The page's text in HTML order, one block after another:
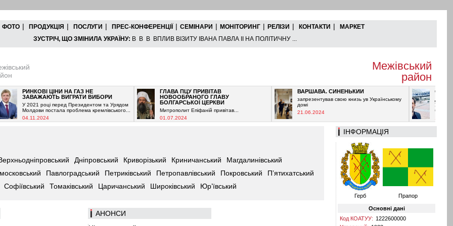
ФОТО | ПРОДУКЦІЯ | ПОСЛУГИ | ПРЕС-КОНФЕРЕНЦІЇ | СЕМІНАРИ | МОНІТОРИНГ | РЕЛІЗИ | КОНТАКТИ |
МАРКЕТ
ЗУСТРІЧ, ЩО ЗМІНИЛА УКРАЇНУ: В В В ВПЛИВ ВІЗИТУ ІВАНА ПАВЛА ІІ НА ПОЛІТИЧНУ ...
Межівський
район
РИНКОВІ ЦІНИ НА ГАЗ НЕ
ЗАВАЖАЮТЬ ВИГРАТИ ВИБОРИ
У 2021 році перед Президентом та Урядом
Молдови постала проблема кремлівського...
04.11.2024
ГЛАВА ПЦУ ПРИВІТАВ
НОВООБРАНОГО ГЛАВУ
БОЛГАРСЬКОЇ ЦЕРКВИ
Митрополит Епіфаній привітав...
01.07.2024
ВАРШАВА. СИНЕНЬКИЙ
запрезентував свою книзь ув Українському
домі
21.06.2024
ОРБАН
Дуже
Угорщині, бо
багато хто
11.06.2024
ІНФОРМАЦІЯ
Герб Прапор
Основні дані
Код КОАТУУ: 1222600000
Дніпровський Криворізький Криничанський
Магдалинівський
Павлоградський Петриківський Петропавлівський Покровський
П’ятихатський
Софіївський Томаківський Царичанський Широківський Юр’ївський
АНOНСИ